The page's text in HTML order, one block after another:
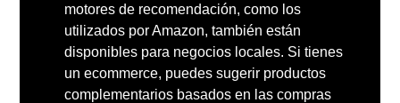
motores de recomendación, como los
utilizados por Amazon, también están
disponibles para negocios locales. Si tienes
un ecommerce, puedes sugerir productos
complementarios basados en las compras